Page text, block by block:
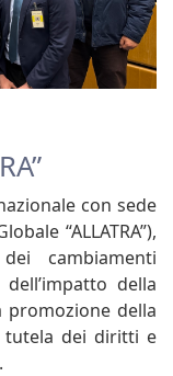
con sede
“ALLATRA”),
cambiamenti
della
promozione della
tutela dei diritti e